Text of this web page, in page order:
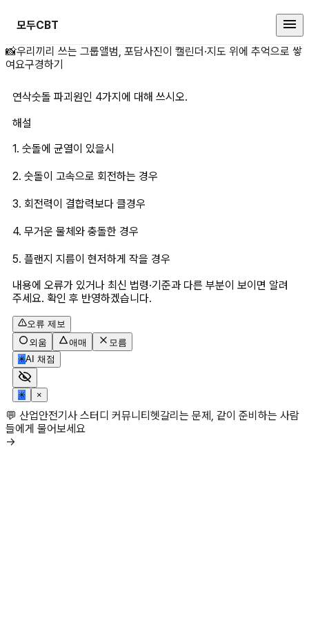
모두CBT
연삭숫돌 파괴원인 4가지에 대해
📸우리끼리 쓰는 그룹앨범, 포담사진이 캘린더·지도 위에 추억으로 쌓
여요구경하기
연삭숫돌 파괴원인 4가지에 대해 쓰시오.
해설
1. 숫돌에 균열이 있을시
2. 숫돌이 고속으로 회전하는 경우
3. 회전력이 결합력보다 클경우
4. 무거운 물체와 충돌한 경우
5. 플랜지 지름이 현저하게 작을 경우
내용에 오류가 있거나 최신 법령·기준과 다른 부분이 보이면 알려
주세요. 확인 후 반영하겠습니다.
오류 제보
외움
애매
모름
✳AI 채점
✳ ×
💬 산업안전기사 스터디 커뮤니티헷갈리는 문제, 같이 준비하는 사람
들에게 물어보세요
→